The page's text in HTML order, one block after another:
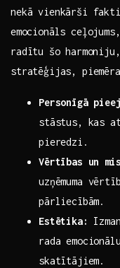
nekā vienkārši
⁣emocionāls
radītu šo
stratēģijas,​
Personīgā
stāstus, kas
pieredzi.
Vērtības un
uzņēmuma
pārliecībām.
Estētika:
‌rada
skatītājiem.